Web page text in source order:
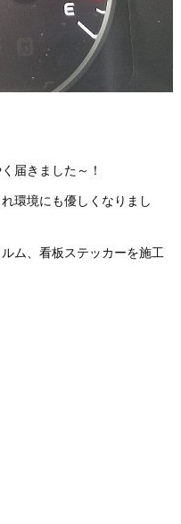
届きました～！
環境にも優しくなりまし
ム、看板ステッカーを施工